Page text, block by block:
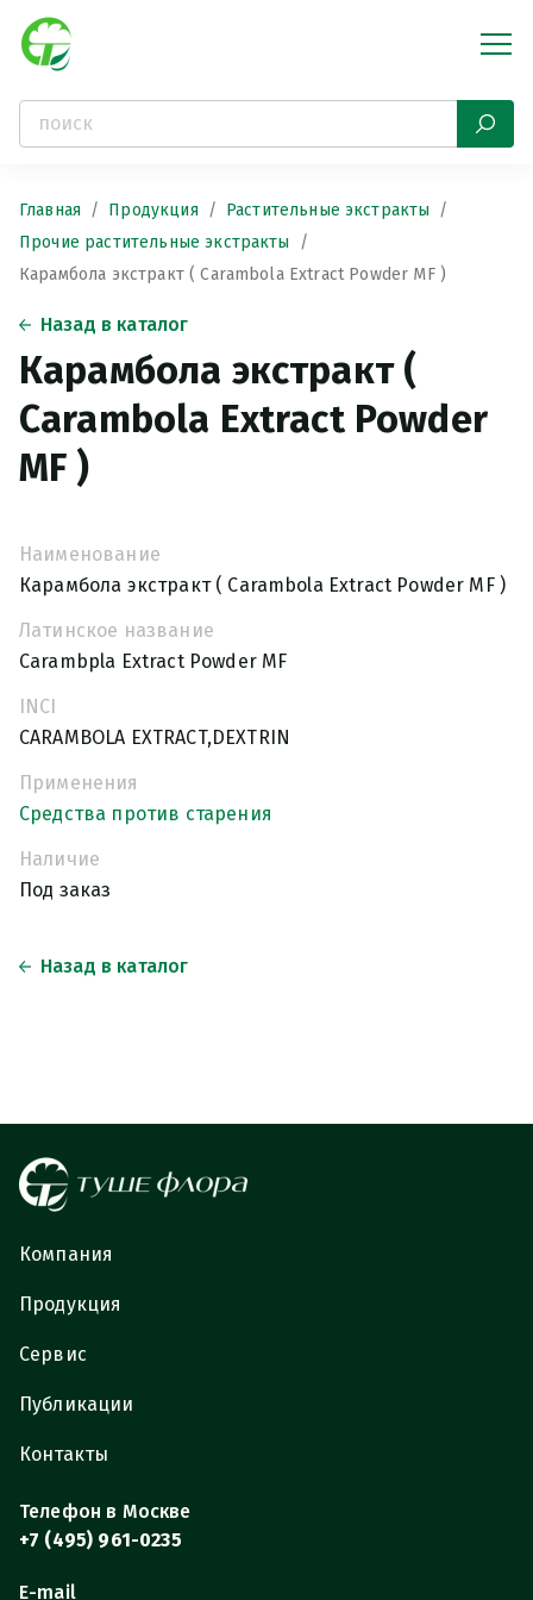
Главная Продукция
Растительные экстракты
Прочие растительные экстракты
Карамбола экстракт ( Сarambola Extract Powder MF )
Назад в каталог
Карамбола экстракт (
Сarambola Extract Powder
MF )
Наименование
Карамбола экстракт ( Сarambola Extract Powder MF )
Латинское название
Сarambpla Extract Powder MF
INCI
CARAMBOLA EXTRACT,DEXTRIN
Применения
Средства против старения
Наличие
Под заказ
Назад в каталог
Компания
Продукция
Сервис
Публикации
Контакты
Телефон в Москве
+7 (495) 961-0235
E-mail